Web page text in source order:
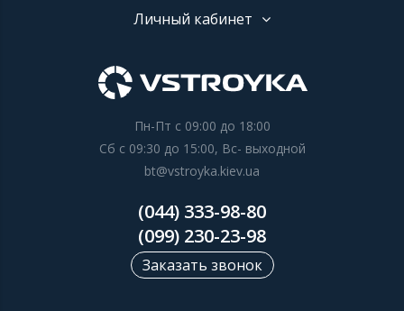
Личный кабинет
Пн-Пт с 09:00 до 18:00
Сб с 09:30 до 15:00, Вс- выходной
bt@vstroyka.kiev.ua
(044) 333-98-80
(099) 230-23-98
Заказать звонок